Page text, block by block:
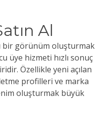
Al
bir görünüm oluşturmak
üye hizmeti hızlı sonuç
Özellikle yeni açılan
profilleri ve marka
oluşturmak büyük